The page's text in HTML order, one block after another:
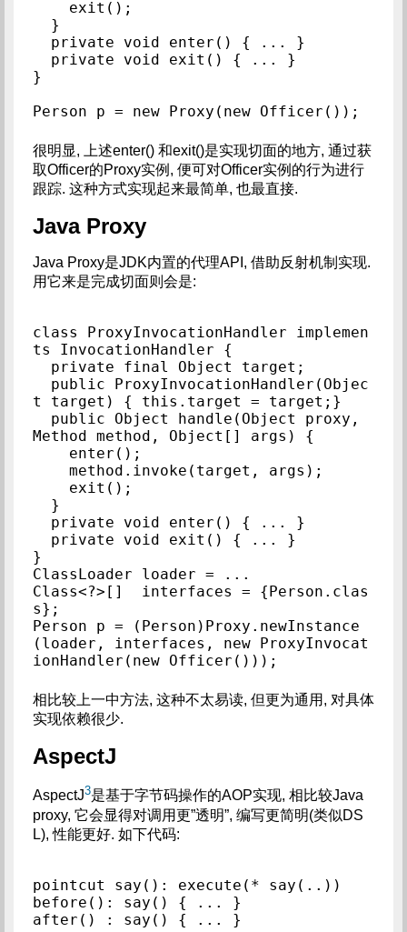
}
很明显, 上述enter() 和exit()是实现切面的地方, 通过获
取Officer的Proxy实例, 便可对Officer实例的行为进行
跟踪. 这种方式实现起来最简单, 也最直接.
Java Proxy
Java Proxy是JDK内置的代理API, 借助反射机制实现.
用它来是完成切面则会是:
class ProxyInvocationHandler implemen
ts InvocationHandler {
t target) { this.target = target;}
Method method, Object[] args) {
}
ClassLoader loader = ...
Class<?>[]  interfaces = {Person.clas
s};
Person p = (Person)Proxy.newInstance
(loader, interfaces, new ProxyInvocat
相比较上一中方法, 这种不太易读, 但更为通用, 对具体
实现依赖很少.
AspectJ
AspectJ3是基于字节码操作的AOP实现, 相比较Java
proxy, 它会显得对调用更”透明”, 编写更简明(类似DS
L), 性能更好. 如下代码:
pointcut say(): execute(* say(..))
before(): say() { ... }